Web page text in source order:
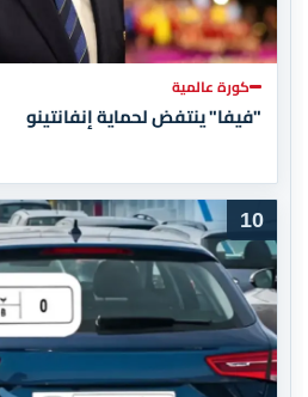
كورة عالمية
"فيفا" ينتفض لحماية إنفانتينو
10